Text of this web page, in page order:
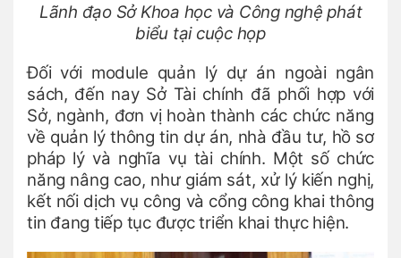
Lãnh đạo Sở Khoa học và Công nghệ phát
biểu tại cuộc họp
Đối với module quản lý dự án ngoài ngân
sách, đến nay Sở Tài chính đã phối hợp với
Sở, ngành, đơn vị hoàn thành các chức năng
về quản lý thông tin dự án, nhà đầu tư, hồ sơ
pháp lý và nghĩa vụ tài chính. Một số chức
năng nâng cao, như giám sát, xử lý kiến nghị,
kết nối dịch vụ công và cổng công khai thông
tin đang tiếp tục được triển khai thực hiện.